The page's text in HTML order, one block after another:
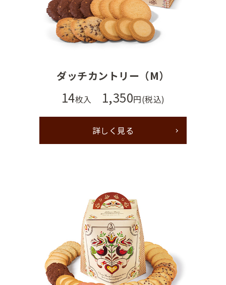
ダッチカントリー（M）
14枚入 1,350円(税込)
詳しく見る